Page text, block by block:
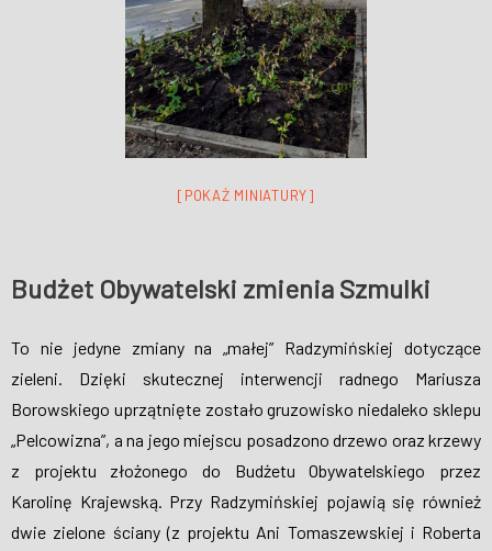
[POKAŻ MINIATURY]
Budżet Obywatelski zmienia Szmulki
To nie jedyne zmiany na „małej” Radzymińskiej dotyczące
zieleni. Dzięki skutecznej interwencji radnego Mariusza
Borowskiego uprzątnięte zostało gruzowisko niedaleko sklepu
„Pelcowizna”, a na jego miejscu posadzono drzewo oraz krzewy
z projektu złożonego do Budżetu Obywatelskiego przez
Karolinę Krajewską. Przy Radzymińskiej pojawią się również
dwie zielone ściany (z projektu Ani Tomaszewskiej i Roberta